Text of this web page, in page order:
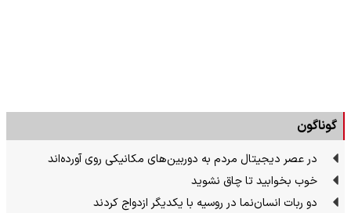
گوناگون
در عصر دیجیتال مردم به دوربین‌های مکانیکی روی آورده‌اند
خوب بخوابید تا چاق نشوید
دو ربات انسان‌نما در روسیه با یکدیگر ازدواج کردند